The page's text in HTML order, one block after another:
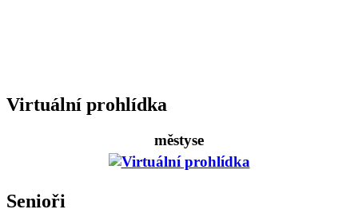
Virtuální prohlídka
městyse
Senioři